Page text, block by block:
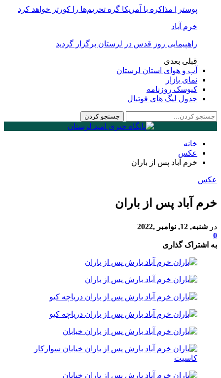
پوستر | مذاکره با آمریکا گره تحریم‌ها را کورتر خواهد کرد
خرم آباد
راهپیمایی روز قدس در لرستان برگزار گردید
قبلی بعدی
آب و هوای استان لرستان
نمای بازار
کیوسک روزنامه
جدول لیگ های فوتبال
خانه
عكس
خرم آباد پس از باران
عكس
خرم آباد پس از باران
در شنبه, 12, نوامبر ,2022
0
به اشتراک گذاری